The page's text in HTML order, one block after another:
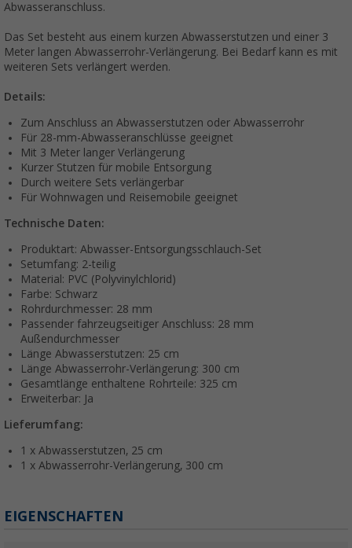
Abwasseranschluss.
Das Set besteht aus einem kurzen Abwasserstutzen und einer 3
Meter langen Abwasserrohr-Verlängerung. Bei Bedarf kann es mit
weiteren Sets verlängert werden.
Details:
Zum Anschluss an Abwasserstutzen oder Abwasserrohr
Für 28-mm-Abwasseranschlüsse geeignet
Mit 3 Meter langer Verlängerung
Kurzer Stutzen für mobile Entsorgung
Durch weitere Sets verlängerbar
Für Wohnwagen und Reisemobile geeignet
Technische Daten:
Produktart: Abwasser-Entsorgungsschlauch-Set
Setumfang: 2-teilig
Material: PVC (Polyvinylchlorid)
Farbe: Schwarz
Rohrdurchmesser: 28 mm
Passender fahrzeugseitiger Anschluss: 28 mm
Außendurchmesser
Länge Abwasserstutzen: 25 cm
Länge Abwasserrohr-Verlängerung: 300 cm
Gesamtlänge enthaltene Rohrteile: 325 cm
Erweiterbar: Ja
Lieferumfang:
1 x Abwasserstutzen, 25 cm
1 x Abwasserrohr-Verlängerung, 300 cm
EIGENSCHAFTEN